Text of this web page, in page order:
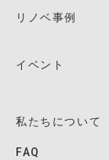
リノベ事例
イベント
私たちについて
FAQ